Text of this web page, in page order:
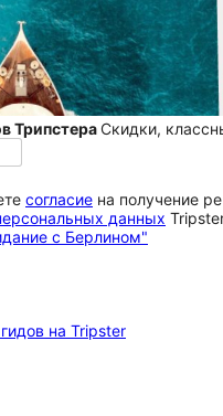
ТрипстераСкидки,
согласие на получение
данных